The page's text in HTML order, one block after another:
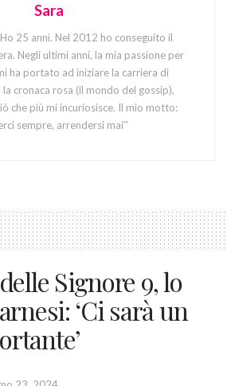
Sara
25 anni. Nel 2012 ho conseguito il
Negli ultimi anni, la mia passione per
ha portato ad iniziare la carriera di
cronaca rosa (il mondo del gossip),
che più mi incuriosisce. Il mio motto:
sempre, arrendersi mai''
Signore 9, lo
‘Ci sarà un